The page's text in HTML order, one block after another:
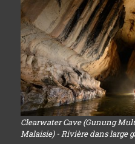
Clearwater Cave (Gunung
Malaisie) - Rivière dans large